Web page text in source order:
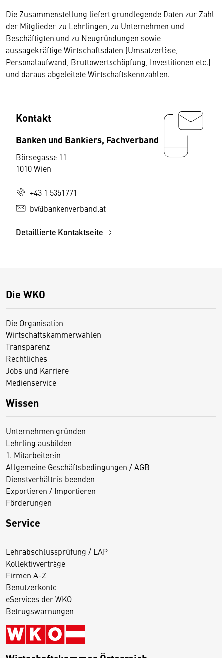
Die Zusammenstellung liefert grundlegende Daten zur Zahl
der Mitglieder, zu Lehrlingen, zu Unternehmen und
Beschäftigten und zu Neugründungen sowie
aussagekräftige Wirtschaftsdaten (Umsatzerlöse,
Personalaufwand, Bruttowertschöpfung, Investitionen etc.)
und daraus abgeleitete Wirtschaftskennzahlen.
Kontakt
Banken und Bankiers, Fachverband
Börsegasse 11
1010 Wien
+43 1 5351771
bv@bankenverband.at
Detaillierte Kontaktseite
Die WKO
Die Organisation
Wirtschaftskammerwahlen
Transparenz
Rechtliches
Jobs und Karriere
Medienservice
Wissen
Unternehmen gründen
Lehrling ausbilden
1. Mitarbeiter:in
Allgemeine Geschäftsbedingungen / AGB
Dienstverhältnis beenden
Exportieren / Importieren
Förderungen
Service
Lehrabschlussprüfung / LAP
Kollektivverträge
Firmen A-Z
Benutzerkonto
eServices der WKO
Betrugswarnungen